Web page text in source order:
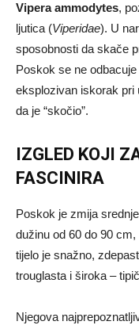
Vipera ammodytes,
ljutica (Viperidae). U
sposobnosti da skače
Poskok se ne
eksplozivan iskorak pri
da je “skočio”.
IZGLED KOJI
FASCINIRA
Poskok je zmija
dužinu od 60 do 90
tijelo je snažno,
trouglasta i široka –
Njegova